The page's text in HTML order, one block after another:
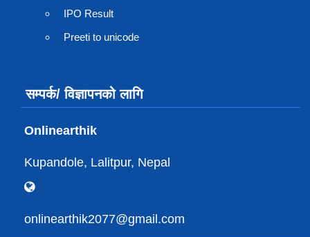
IPO Result
Preeti to unicode
सम्पर्क/ विज्ञापनको लागि
Onlinearthik
Kupandole, Lalitpur, Nepal
onlinearthik2077@gmail.com